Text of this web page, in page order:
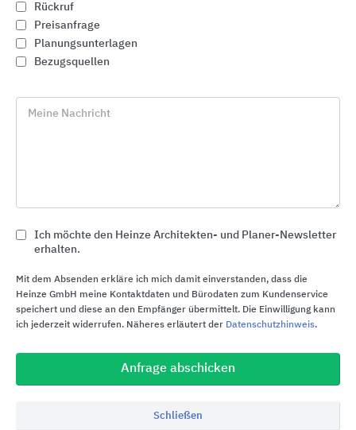
Eingangsmatten
Rückruf
Preisanfrage
Planungsunterlagen
Bezugsquellen
Meine Nachricht
Ich möchte den Heinze Architekten- und Planer-Newsletter
erhalten.
Mit dem Absenden erkläre ich mich damit einverstanden, dass die
Heinze GmbH meine Kontaktdaten und Bürodaten zum Kundenservice
speichert und diese an den Empfänger übermittelt. Die Einwilligung kann
ich jederzeit widerrufen. Näheres erläutert der Datenschutzhinweis.
Anfrage abschicken
Schließen